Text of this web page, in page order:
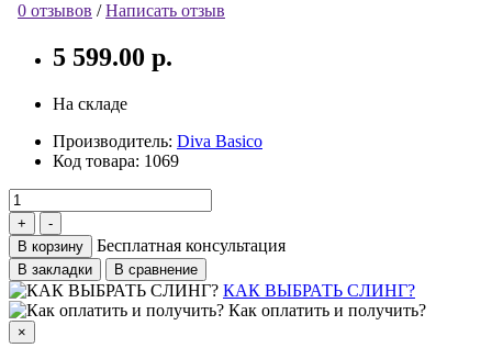
0 отзывов /Написать отзыв
5 599.00 р.
На складе
Производитель: Diva Basico
Код товара: 1069
В корзину Бесплатная консультация
В закладки В сравнение
КАК ВЫБРАТЬ СЛИНГ?
Как оплатить и получить?
×